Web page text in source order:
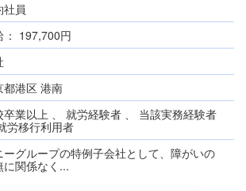
社員
197,700円
都港区 港南
卒業以上 、 就労経験者 、 当該実務経験者
労移行利用者
ーグループの特例子会社として、障がいの
に関係なく...